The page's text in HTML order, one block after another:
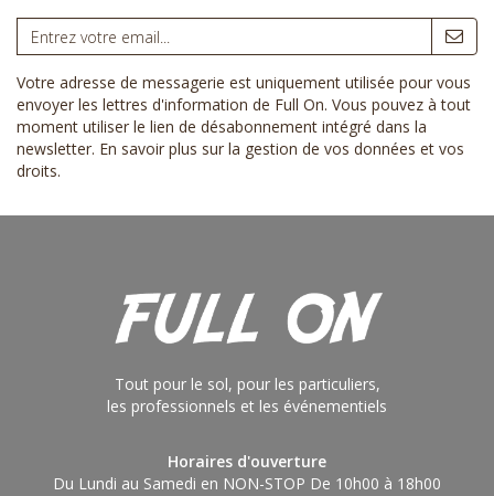
Votre adresse de messagerie est uniquement utilisée pour vous
envoyer les lettres d'information de Full On. Vous pouvez à tout
moment utiliser le lien de désabonnement intégré dans la
newsletter. En savoir plus sur la gestion de vos données et vos
droits.
Tout pour le sol, pour les particuliers,
les professionnels et les événementiels
Horaires d'ouverture
Du Lundi au Samedi en NON-STOP De 10h00 à 18h00